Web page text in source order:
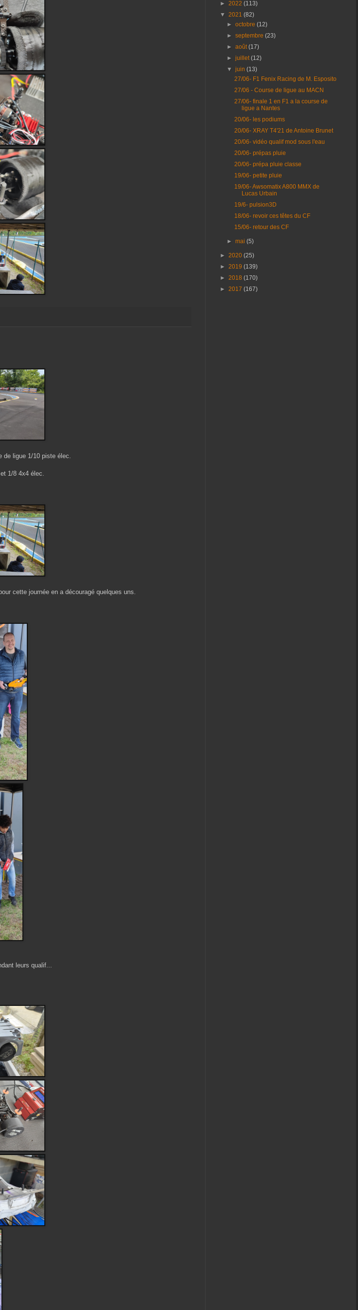
de ligue 1/10 piste élec.
1/8 4x4 élec.
cette journée en a découragé quelques uns.
leurs qualif...
► 2022 (113)
▼ 2021 (82)
►octobre(12)
►septembre(23)
►août(17)
►juillet(12)
▼juin(13)
27/06- F1 Fenix Racing de M. Esposito
27/06 - Course de ligue au MACN
27/06- finale 1 en F1 a la course de
ligue a Nantes
20/06- les podiums
20/06- XRAY T4'21 de Antoine Brunet
20/06- vidéo qualif mod sous l'eau
20/06- prépas pluie
20/06- prépa pluie classe
19/06- petite pluie
19/06- Awsomatix A800 MMX de
Lucas Urbain
19/6- pulsion3D
18/06- revoir ces têtes du CF
15/06- retour des CF
►mai(5)
► 2020 (25)
► 2019 (139)
► 2018 (170)
► 2017 (167)